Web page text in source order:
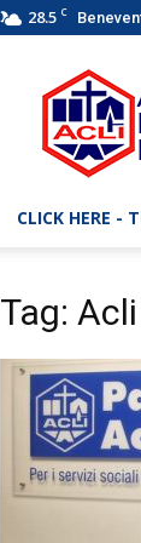
28.5 C
ACLI
–
Cristiane
Lavoratori
CLICK HERE -
Tag: